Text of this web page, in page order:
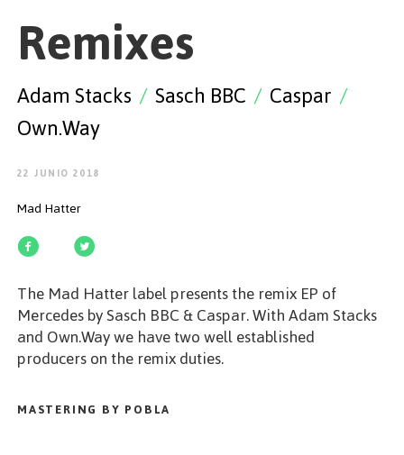
Remixes
Adam Stacks / Sasch BBC / Caspar /
Own.Way
22 JUNIO 2018
Mad Hatter
The Mad Hatter label presents the remix EP of
Mercedes by Sasch BBC & Caspar. With Adam Stacks
and Own.Way we have two well established
producers on the remix duties.
MASTERING BY POBLA